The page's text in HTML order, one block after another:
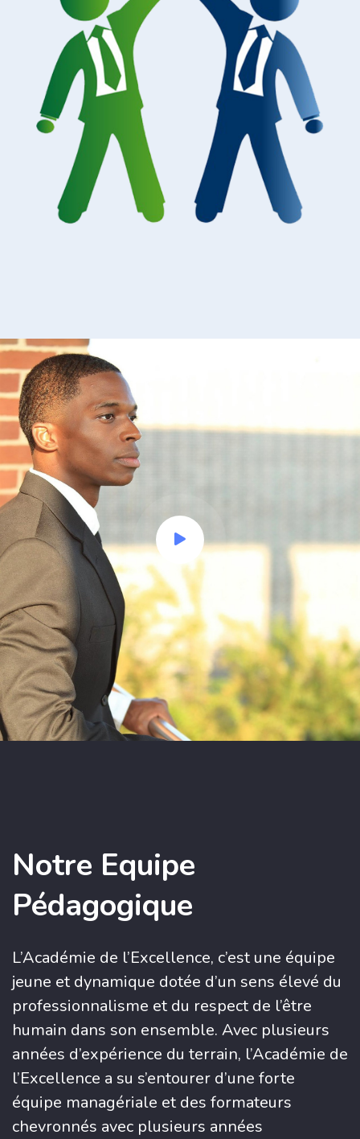
Notre Equipe
Pédagogique
L’Académie de l’Excellence, c’est une équipe
jeune et dynamique dotée d’un sens élevé du
professionnalisme et du respect de l’être
humain dans son ensemble. Avec plusieurs
années d’expérience du terrain, l’Académie de
l’Excellence a su s’entourer d’une forte
équipe managériale et des formateurs
chevronnés avec plusieurs années